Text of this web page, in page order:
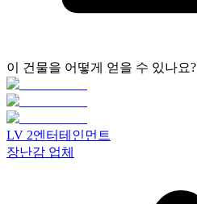
이 건물을 어떻게 얻을 수 있나요?
LV 2엔터테인먼트
장난감 업체